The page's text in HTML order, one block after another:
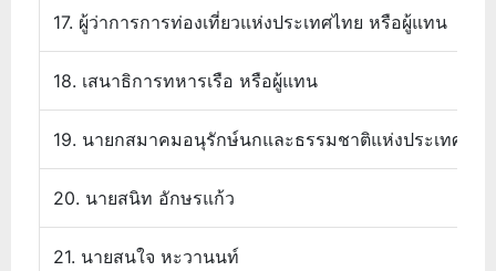
17. ผู้ว่าการการท่องเที่ยวแห่งประเทศไทย หรือผู้แทน
18. เสนาธิการทหารเรือ หรือผู้แทน
19. นายกสมาคมอนุรักษ์นกและธรรมชาติแห่งประเทศไท
20. นายสนิท อักษรแก้ว
21. นายสนใจ หะวานนท์